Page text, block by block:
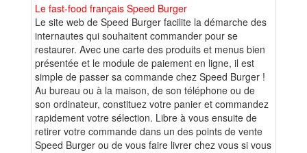
Le fast-food français Speed Burger
Le site web de Speed Burger facilite la démarche des
internautes qui souhaitent commander pour se
restaurer. Avec une carte des produits et menus bien
présentée et le module de paiement en ligne, il est
simple de passer sa commande chez Speed Burger !
Au bureau ou à la maison, de son téléphone ou de
son ordinateur, constituez votre panier et commandez
rapidement votre sélection. Libre à vous ensuite de
retirer votre commande dans un des points de vente
Speed Burger ou de vous faire livrer chez vous si vous